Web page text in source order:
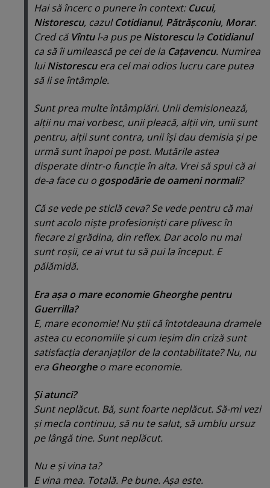
Hai să încerc o punere în context: Cucui,
Nistorescu, cazulCotidianul, Pătrăşconiu, Morar.
Cred că Vîntul-a pus peNistorescula Cotidianul
ca să îi umilească pe cei de la Caţavencu. Numirea
luiNistorescuera cel mai odios lucru care putea
să li se întâmple.
Sunt prea multe întâmplări. Unii demisionează,
alţii nu mai vorbesc, unii pleacă, alţii vin, unii sunt
pentru, alţii sunt contra, unii îşi dau demisia şi pe
urmă sunt înapoi pe post. Mutările astea
disperate dintr-o funcţie în alta. Vrei să spui că ai
de-a face cu o gospodărie de oameni normali?
Că se vede pe sticlă ceva? Se vede pentru că mai
sunt acolo nişte profesionişti care plivesc în
fiecare zi grădina, din reflex. Dar acolo nu mai
sunt roşii, ce ai vrut tu să pui la început. E
pălămidă.
Era aşa o mare economie Gheorghe pentru
Guerrilla?
E, mare economie! Nu ştii că întotdeauna dramele
astea cu economiile şi cum ieşim din criză sunt
satisfacţia deranjaţilor de la contabilitate? Nu, nu
era Gheorgheo mare economie.
Şi atunci?
Sunt neplăcut. Bă, sunt foarte neplăcut. Să-mi vezi
şi mecla continuu, să nu te salut, să umblu ursuz
pe lângă tine. Sunt neplăcut.
Nu e şi vina ta?
E vina mea. Totală. Pe bune. Aşa este.